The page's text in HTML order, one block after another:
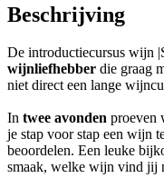
Beschrijving
De introductiecursus wijn
wijnliefhebber die graag
niet direct een lange
In twee avonden proeven
je stap voor stap een wijn
beoordelen. Een leuke
smaak, welke wijn vind jij